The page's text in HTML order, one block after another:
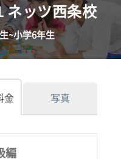
ネッツ西条校
~小学6年生
金 写真
編